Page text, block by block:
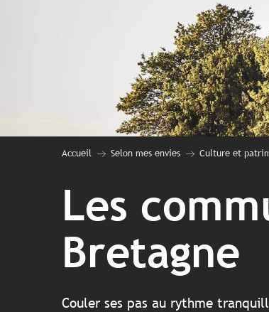
Accueil Selon mes envies Culture et
Les
Bretagne
Couler ses pas au rythme